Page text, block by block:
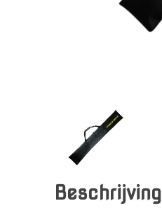
Beschrijving